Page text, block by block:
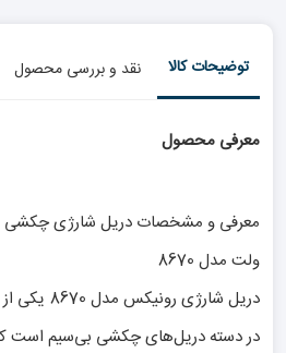
توضیحات کالا نقد و بررسی محصول
معرفی محصول
ولت مدل 8670
دریل شارژی
در دسته دریل‌های چکشی بی‌سیم است که